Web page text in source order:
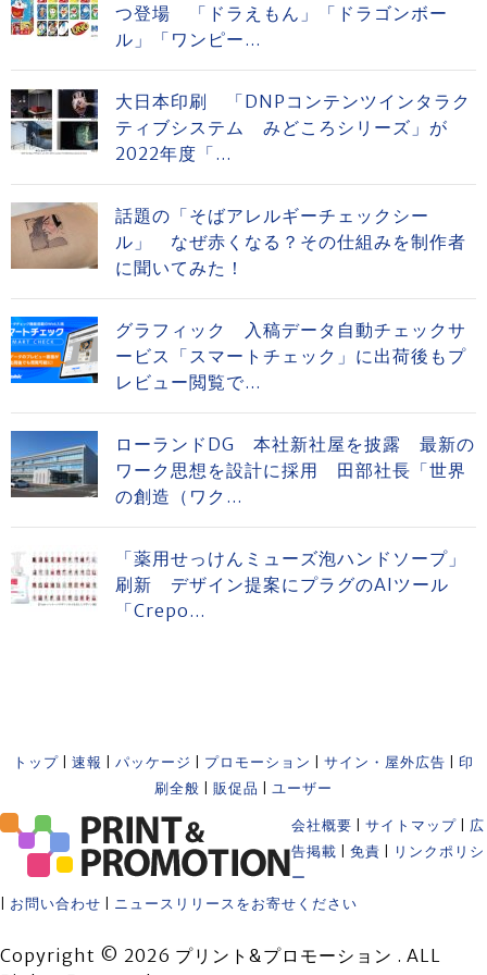
つ登場 「ドラえもん」「ドラゴンボー
ル」「ワンピー...
大日本印刷 「DNPコンテンツインタラク
ティブシステム みどころシリーズ」が
2022年度「...
話題の「そばアレルギーチェックシー
ル」 なぜ赤くなる？その仕組みを制作者
に聞いてみた！
グラフィック 入稿データ自動チェックサ
ービス「スマートチェック」に出荷後もプ
レビュー閲覧で...
ローランドDG 本社新社屋を披露 最新の
ワーク思想を設計に採用 田部社長「世界
の創造（ワク...
「薬用せっけんミューズ泡ハンドソープ」
刷新 デザイン提案にプラグのAIツール
「Crepo...
トップ 速報 パッケージ プロモーション サイン・屋外広告
印
刷全般
販促品 ユーザー
会社概要 サイトマップ
広
告掲載
免責
リンクポリシ
ー
お問い合わせ ニュースリリースをお寄せください
Copyright © 2026 プリント&プロモーション . ALL